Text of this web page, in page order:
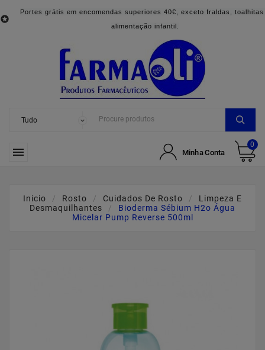

Portes grátis em encomendas superiores 40€, exceto fraldas, toalhitas
alimentação infantil.
 Minha Conta
0
Inicio Rosto Cuidados De Rosto
Limpeza E
Desmaquilhantes
Bioderma Sébium H2o Água
Micelar Pump Reverse 500ml